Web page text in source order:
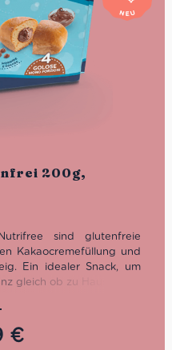
200g,
sind glutenfreie
Kakaocremefüllung und
Ein idealer Snack, um
gleich ob zu Hause oder
€